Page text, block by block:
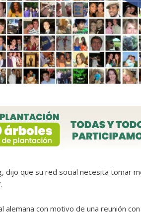
dijo que su red social necesita tomar
con motivo de una reunión